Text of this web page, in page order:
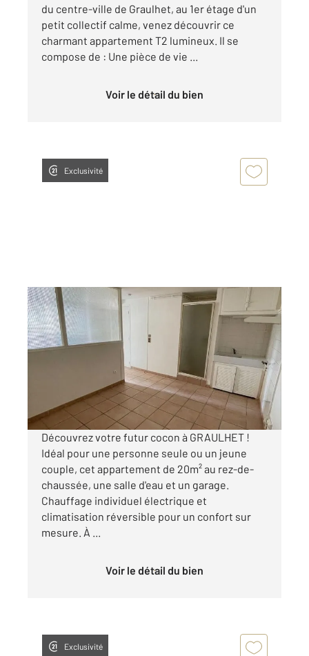
du centre-ville de Graulhet, au 1er étage d'un
petit collectif calme, venez découvrir ce
charmant appartement T2 lumineux. Il se
compose de : Une pièce de vie ...
Voir le détail du bien
Exclusivité
GRAULHET 81
20 m2, 1 pièce
Ref : 13815
Appartement Studio à louer
295 €
par mois charges comprises
Découvrez votre futur cocon à GRAULHET !
Idéal pour une personne seule ou un jeune
couple, cet appartement de 20m² au rez-de-
chaussée, une salle d'eau et un garage.
Chauffage individuel électrique et
climatisation réversible pour un confort sur
mesure. À ...
Voir le détail du bien
Exclusivité